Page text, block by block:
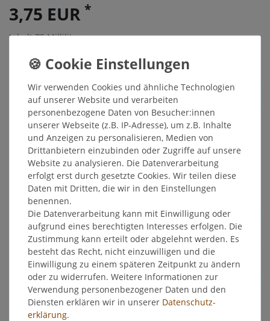
3,75 EUR *
Inhalt75Milliliter
Sofort versandfertig, Lieferzeit 48h
In den Warenkorb
Wunschliste
* inkl. ges. MwSt. zzgl.Versandkosten
Beschreibung
Weitere Details
EU-Verantwortlicher
Wir verwenden Cookies und ähnliche Technologien
auf unserer Website und verarbeiten
personenbezogene Daten von Besucher:innen
unserer Webseite (z.B. IP-Adresse), um z.B. Inhalte
und Anzeigen zu personalisieren, Medien von
Drittanbietern einzubinden oder Zugriffe auf unsere
Website zu analysieren. Die Datenverarbeitung
erfolgt erst durch gesetzte Cookies. Wir teilen diese
Daten mit Dritten, die wir in den Einstellungen
benennen.
Die Datenverarbeitung kann mit Einwilligung oder
aufgrund eines berechtigten Interesses erfolgen. Die
Zustimmung kann erteilt oder abgelehnt werden. Es
besteht das Recht, nicht einzuwilligen und die
Einwilligung zu einem späteren Zeitpunkt zu ändern
oder zu widerrufen. Weitere Informationen zur
Verwendung personenbezogener Daten und den
Diensten erklären wir in unserer Daten­schutz­
erklärung.